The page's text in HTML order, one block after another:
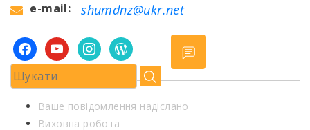
e-mail: shumdnz@ukr.net
facebookyoutubeinstagramwordpress
Ваше повідомлення надіслано
Виховна робота